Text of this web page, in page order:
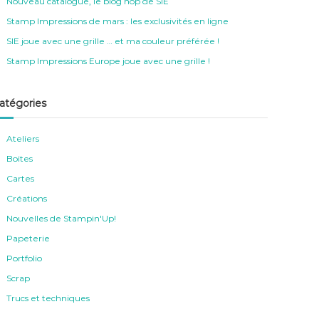
Stamp Impressions de mars : les exclusivités en ligne
SIE joue avec une grille … et ma couleur préférée !
Stamp Impressions Europe joue avec une grille !
Ateliers
Boites
Cartes
Créations
Nouvelles de Stampin'Up!
Papeterie
Portfolio
Scrap
Trucs et techniques